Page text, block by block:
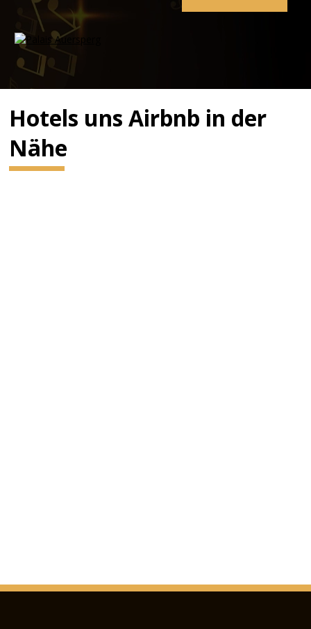
Hotels uns Airbnb in der
Nähe